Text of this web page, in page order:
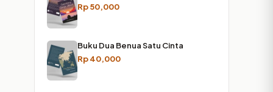
Rp50,000
Buku Dua Benua Satu Cinta
Rp40,000